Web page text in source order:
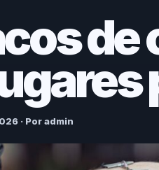
de
· Por admin